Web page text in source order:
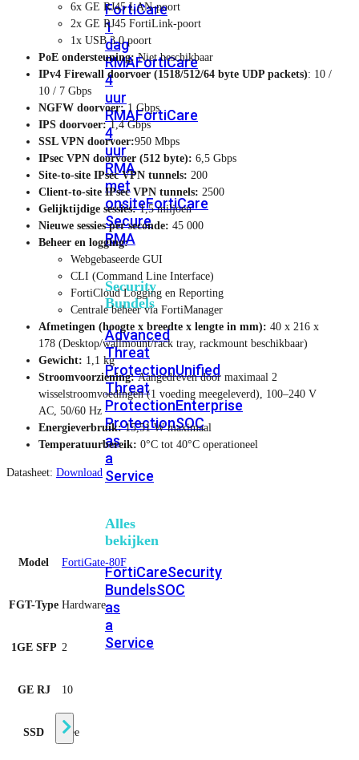
FortiCare
1
dag
RMAFortiCare
4
uur
RMAFortiCare
4
uur
RMA
met
onsiteFortiCare
Secure
RMA
Security
Bundels
Advanced
Threat
ProtectionUnified
Threat
ProtectionEnterprise
ProtectionSOC
as
a
Service
Alles
bekijken
FortiCareSecurity
BundelsSOC
as
a
Service
Endpoint
6x GE RJ45 LAN-poort
2x GE RJ45 FortiLink-poort
1x USB 3.0 poort
PoE ondersteuning:Niet beschikbaar
IPv4 Firewall doorvoer (1518/512/64 byte UDP packets): 10 /
10 / 7 Gbps
NGFW doorvoer:1 Gbps
IPS doorvoer:1,4 Gbps
SSL VPN doorvoer:950 Mbps
IPsec VPN doorvoer (512 byte): 6,5 Gbps
Site-to-site IPsec VPN tunnels: 200
Client-to-site IPsec VPN tunnels: 2500
Gelijktijdige sessies:1,5 miljoen
Nieuwe sessies per seconde: 45 000
Beheer en logging:
Webgebaseerde GUI
CLI (Command Line Interface)
FortiCloud Logging en Reporting
Centrale beheer via FortiManager
Afmetingen (hoogte x breedte x lengte in mm): 40 x 216 x
178 (Desktop/wallmount/rack tray, rackmount beschikbaar)
Gewicht: 1,1 kg
Stroomvoorziening:Aangedreven door maximaal 2
wisselstroomvoedingen (1 voeding meegeleverd), 100–240 V
AC, 50/60 Hz
Energieverbruik:15,51 W maximaal
Temperatuurbereik: 0°C tot 40°C operationeel
Datasheet: Download
Model FortiGate-80F
FGT-Type Hardware
1GE SFP 2
GE RJ 10
SSD Nee